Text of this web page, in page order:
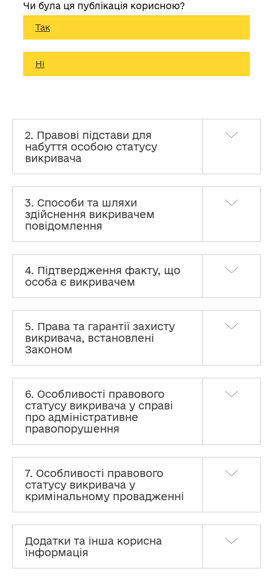
Чи була ця публікація корисною?
Так
Ні
2. Правові підстави для
набуття особою статусу
викривача
3. Способи та шляхи
здійснення викривачем
повідомлення
4. Підтвердження факту, що
особа є викривачем
5. Права та гарантії захисту
викривача, встановлені
Законом
6. Особливості правового
статусу викривача у справі
про адміністративне
правопорушення
7. Особливості правового
статусу викривача у
кримінальному провадженні
Додатки та інша корисна
інформація